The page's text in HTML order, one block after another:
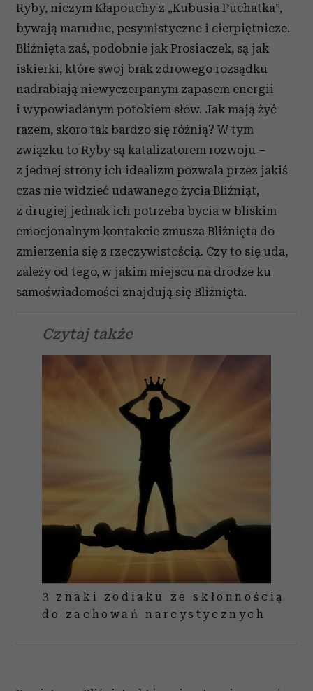
Ryby, niczym Kłapouchy z „Kubusia Puchatka”,
bywają marudne, pesymistyczne i cierpiętnicze.
Bliźnięta zaś, podobnie jak Prosiaczek, są jak
iskierki, które swój brak zdrowego rozsądku
nadrabiają niewyczerpanym zapasem energii
i wypowiadanym potokiem słów. Jak mają żyć
razem, skoro tak bardzo się różnią? W tym
związku to Ryby są katalizatorem rozwoju –
z jednej strony ich idealizm pozwala przez jakiś
czas nie widzieć udawanego życia Bliźniąt,
z drugiej jednak ich potrzeba bycia w bliskim
emocjonalnym kontakcie zmusza Bliźnięta do
zmierzenia się z rzeczywistością. Czy to się uda,
zależy od tego, w jakim miejscu na drodze ku
samoświadomości znajdują się Bliźnięta.
Czytaj także
3 znaki zodiaku ze skłonnością
do zachowań narcystycznych